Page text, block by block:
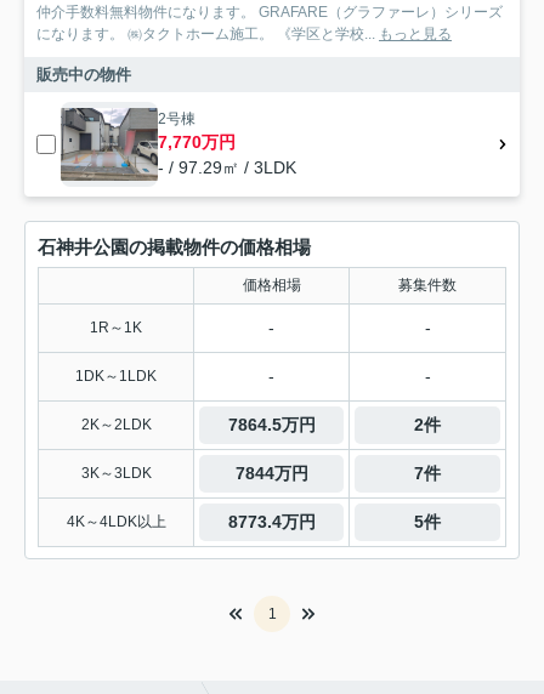
仲介手数料無料物件になります。 GRAFARE（グラファーレ）シリーズ
になります。 ㈱タクトホーム施工。 《学区と学校... もっと見る
販売中の物件
2号棟
7,770万円
- / 97.29㎡ / 3LDK
石神井公園の掲載物件の価格相場
価格相場 募集件数
1R～1K - -
1DK～1LDK - -
2K～2LDK 7864.5万円 2件
3K～3LDK 7844万円 7件
4K～4LDK以上 8773.4万円 5件
1